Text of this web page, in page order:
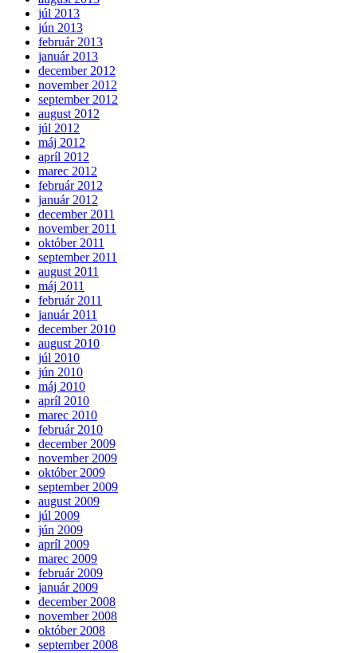
júl 2013
jún 2013
február 2013
január 2013
december 2012
november 2012
september 2012
august 2012
júl 2012
máj 2012
apríl 2012
marec 2012
február 2012
január 2012
december 2011
november 2011
október 2011
september 2011
august 2011
máj 2011
február 2011
január 2011
december 2010
august 2010
júl 2010
jún 2010
máj 2010
apríl 2010
marec 2010
február 2010
december 2009
november 2009
október 2009
september 2009
august 2009
júl 2009
jún 2009
apríl 2009
marec 2009
február 2009
január 2009
december 2008
november 2008
október 2008
september 2008